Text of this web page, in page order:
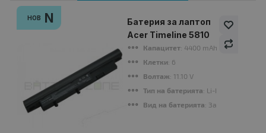
НОВ N
Батерия за лаптоп
Acer Timeline 5810
Капацитет: 4400 mAh
Клетки: 6
Волтаж: 11.10 V
Тип на батерията: Li-Ion
Вид на батерията: Заместител